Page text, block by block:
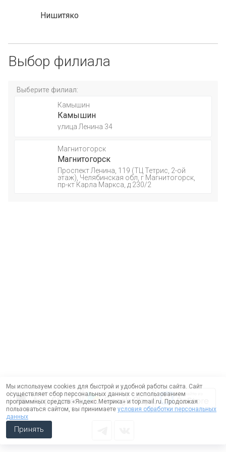
Нишитяко
Выбор филиала
Выберите филиал:
Камышин
Камышин
улица Ленина 34
Магнитогорск
Магнитогорск
Проспект Ленина, 119 (ТЦ Тетрис, 2-ой
этаж), Челябинская обл, г Магнитогорск,
пр-кт Карла Маркса, д 230/2
Мы используем cookies для быстрой и удобной работы сайта. Сайт
осуществляет сбор персональных данных с использованием
программных средств «Яндекс.Метрика» и top.mail.ru. Продолжая
пользоваться сайтом, вы принимаете условия обработки персональных
данных
Принять